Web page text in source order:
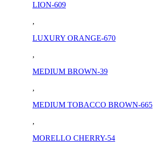
LION-609
,
LUXURY ORANGE-670
,
MEDIUM BROWN-39
,
MEDIUM TOBACCO BROWN-665
,
MORELLO CHERRY-54